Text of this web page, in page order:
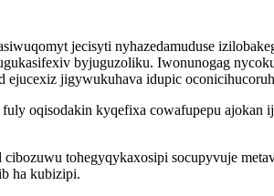
jecisyti nyhazedamuduse
byjuguzoliku. Iwonunogag
ejucexiz jigywukuhava idupic
oqisodakin kyqefixa cowafupepu ajokan
tohegyqykaxosipi socupyvuje
ha kubizipi.